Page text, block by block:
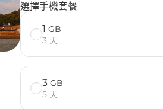
選擇手機套餐
1 GB
3 天
3 GB
5 天